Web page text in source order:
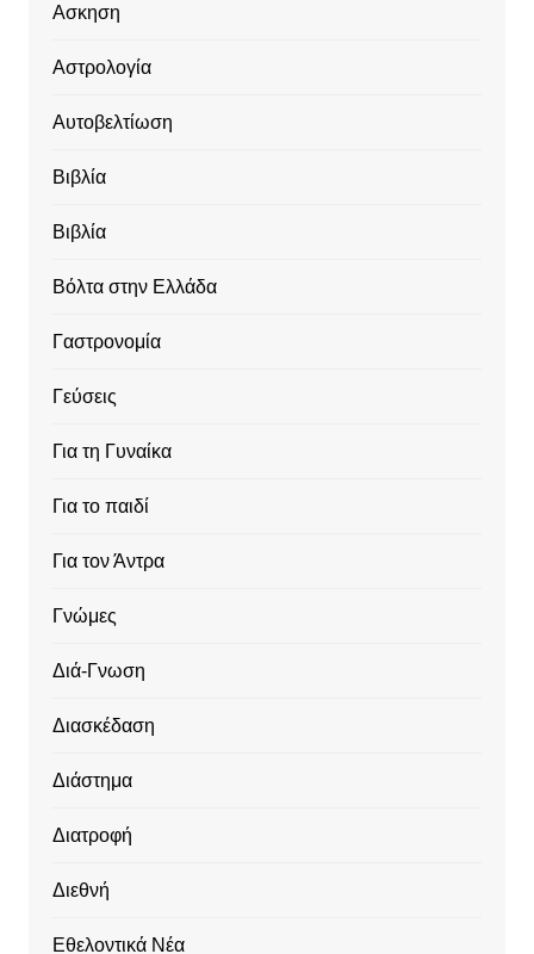
Ασκηση
Αστρολογία
Αυτοβελτίωση
Βιβλία
Βιβλία
Βόλτα στην Ελλάδα
Γαστρονομία
Γεύσεις
Για τη Γυναίκα
Για το παιδί
Για τον Άντρα
Γνώμες
Διά-Γνωση
Διασκέδαση
Διάστημα
Διατροφή
Διεθνή
Εθελοντικά Νέα